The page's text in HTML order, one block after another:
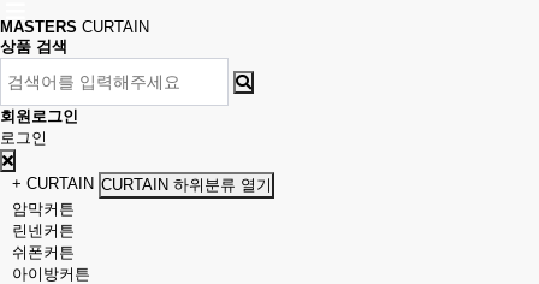
MASTERS CURTAIN
상품 검색
회원로그인
로그인
+ CURTAIN CURTAIN 하위분류 열기
암막커튼
린넨커튼
쉬폰커튼
아이방커튼